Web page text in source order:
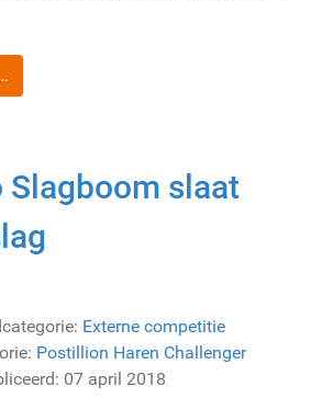
Slagboom slaat
Externe competitie
Postillion Haren Challenger
07 april 2018